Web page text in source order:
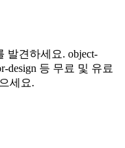
발견하세요. object-
design 등 무료 및 유료
세요.